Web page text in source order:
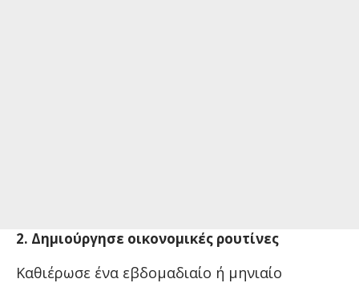
2. Δημιούργησε οικονομικές ρουτίνες
Καθιέρωσε ένα εβδομαδιαίο ή μηνιαίο